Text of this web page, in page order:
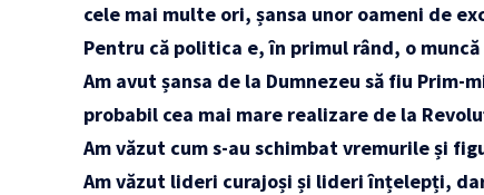
cele mai multe ori, șansa unor oameni de
Pentru că politica e, în primul rând, o
Am avut șansa de la Dumnezeu să fiu
probabil cea mai mare realizare de la
Am văzut cum s-au schimbat vremurile și
Am văzut lideri curajoși și lideri înțelepți,